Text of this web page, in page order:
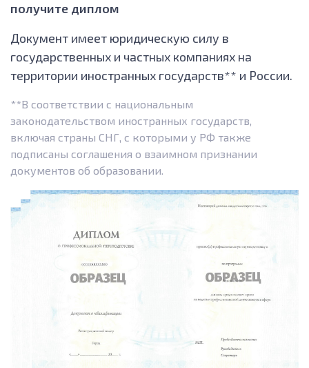
получите диплом
Документ имеет юридическую силу в
государственных и частных компаниях на
территории иностранных государств** и России.
**В соответствии с национальным
законодательством иностранных государств,
включая страны СНГ, с которыми у РФ также
подписаны соглашения о взаимном признании
документов об образовании.